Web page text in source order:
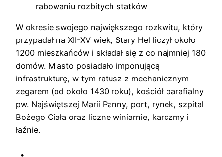
rabowaniu rozbitych statków
W okresie swojego największego rozkwitu, który
przypadał na XII-XV wiek, Stary Hel liczył około
1200 mieszkańców i składał się z co najmniej 180
domów. Miasto posiadało imponującą
infrastrukturę, w tym ratusz z mechanicznym
zegarem (od około 1430 roku), kościół parafialny
pw. Najświętszej Marii Panny, port, rynek, szpital
Bożego Ciała oraz liczne winiarnie, karczmy i
łaźnie.